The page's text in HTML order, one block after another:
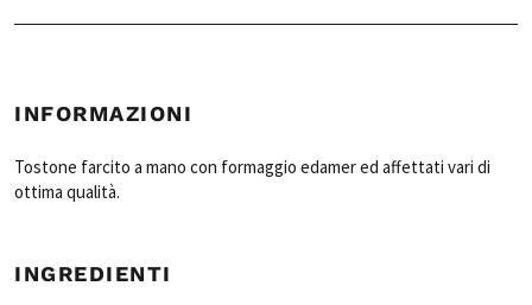
INFORMAZIONI
Tostone farcito a mano con formaggio edamer ed affettati vari di
ottima qualità.
INGREDIENTI